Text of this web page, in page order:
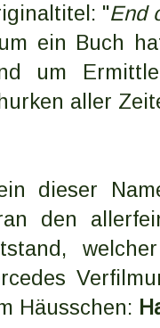
"End
ein Buch
um
aller
dieser
den
Häusschen: